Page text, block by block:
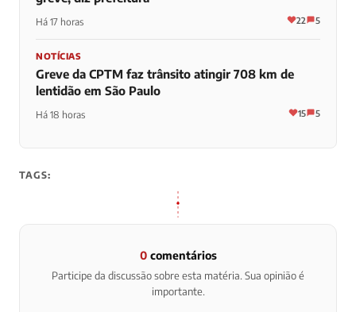
Há 17 horas 22 5
NOTÍCIAS
Greve da CPTM faz trânsito atingir 708 km de
lentidão em São Paulo
Há 18 horas 15 5
TAGS:
0comentários
Participe da discussão sobre esta matéria. Sua opinião é
importante.